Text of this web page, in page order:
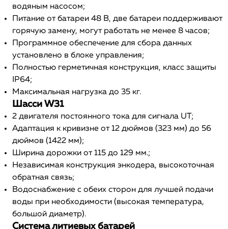
водяным насосом;
Питание от батареи 48 В, две батареи поддерживают
горячую замену, могут работать не менее 8 часов;
Программное обеспечение для сбора данных
установлено в блоке управления;
Полностью герметичная конструкция, класс защиты
IP64;
Максимальная нагрузка до 35 кг.
Шасси W31
2 двигателя постоянного тока для сигнала UT;
Адаптация к кривизне от 12 дюймов (323 мм) до 56
дюймов (1422 мм);
Ширина дорожки от 115 до 129 мм.;
Независимая конструкция энкодера, высокоточная
обратная связь;
Водоснабжение с обеих сторон для лучшей подачи
воды при необходимости (высокая температура,
большой диаметр).
Система литиевых батарей